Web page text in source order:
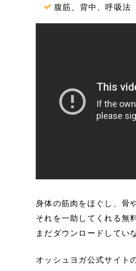
腹筋、背中、呼吸法
身体の筋肉をほぐし、骨
それを一助してくれる無
まだダウンロードしてい
オッシュヨガ公式サイト